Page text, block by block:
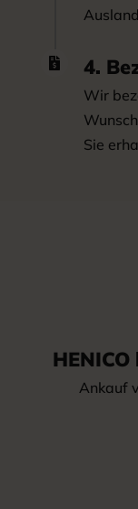
 4.
Wir
Sie
Ankauf